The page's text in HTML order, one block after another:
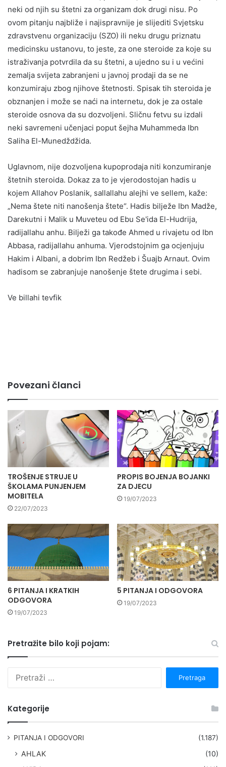
neki od njih su štetni za organizam dok drugi nisu. Po
ovom pitanju najbliže i najispravnije je slijediti Svjetsku
zdravstvenu organizaciju (SZO) ili neku drugu priznatu
medicinsku ustanovu, to jeste, za one steroide za koje su
istraživanja potvrdila da su štetni, a ujedno su i u većini
zemalja svijeta zabranjeni u javnoj prodaji da se ne
konzumiraju zbog njihove štetnosti. Spisak tih steroida je
obznanjen i može se naći na internetu, dok je za ostale
steroide osnova da su dozvoljeni. Sličnu fetvu su izdali
neki savremeni učenjaci poput šejha Muhammeda Ibn
Saliha El-Munedždžida.
Uglavnom, nije dozvoljena kupoprodaja niti konzumiranje
štetnih steroida. Dokaz za to je vjerodostojan hadis u
kojem Allahov Poslanik, sallallahu alejhi ve sellem, kaže:
„Nema štete niti nanošenja štete“. Hadis bilježe Ibn Madže,
Darekutni i Malik u Muveteu od Ebu Se'ida El-Hudrija,
radijallahu anhu. Bilježi ga takođe Ahmed u rivajetu od Ibn
Abbasa, radijallahu anhuma. Vjerodstojnim ga ocjenjuju
Hakim i Albani, a dobrim Ibn Redžeb i Šuajb Arnaut. Ovim
hadisom se zabranjuje nanošenje štete drugima i sebi.
Ve billahi tevfik
Povezani članci
TROŠENJE STRUJE U
ŠKOLAMA PUNJENJEM
MOBITELA
22/07/2023
PROPIS BOJENJA BOJANKI
ZA DJECU
19/07/2023
6 PITANJA I KRATKIH
ODGOVORA
19/07/2023
5 PITANJA I ODGOVORA
19/07/2023
Pretražite bilo koji pojam:
Kategorije
PITANJA I ODGOVORI (1.187)
AHLAK
(10)